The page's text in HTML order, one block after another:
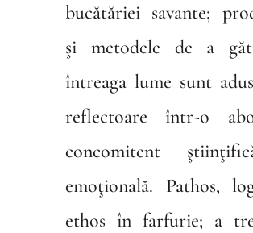
bucătăriei savante;
şi metodele de a
întreaga lume sunt
reflectoare într-o
concomitent
emoţională. Pathos,
ethos în farfurie; a